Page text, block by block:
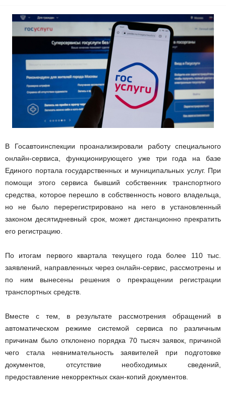
В Госавтоинспекции проанализировали работу специального
онлайн-сервиса, функционирующего уже три года на базе
Единого портала государственных и муниципальных услуг. При
помощи этого сервиса бывший собственник транспортного
средства, которое перешло в собственность нового владельца,
но не было перерегистрировано на него в установленный
законом десятидневный срок, может дистанционно прекратить
его регистрацию.
По итогам первого квартала текущего года более 110 тыс.
заявлений, направленных через онлайн-сервис, рассмотрены и
по ним вынесены решения о прекращении регистрации
транспортных средств.
Вместе с тем, в результате рассмотрения обращений в
автоматическом режиме системой сервиса по различным
причинам было отклонено порядка 70 тысяч заявок, причиной
чего стала невнимательность заявителей при подготовке
документов, отсутствие необходимых сведений,
предоставление некорректных скан-копий документов.